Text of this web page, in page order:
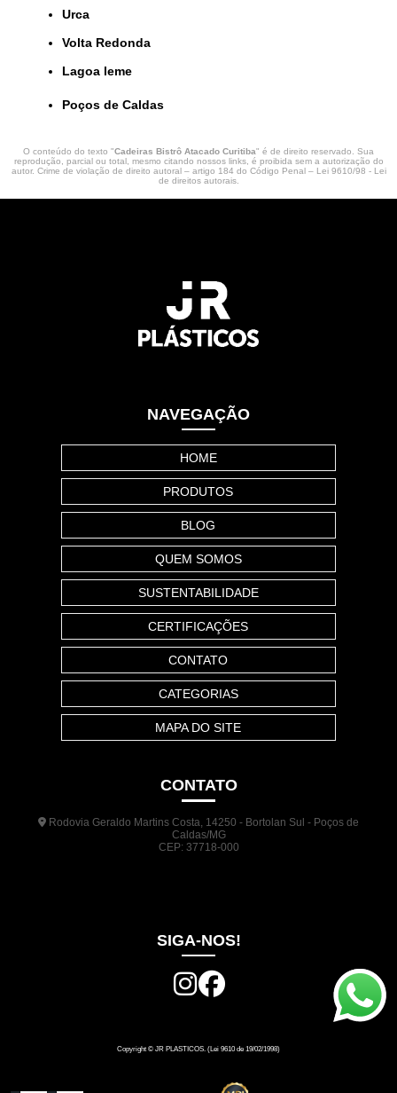
Urca
Volta Redonda
lagoa leme
Poços de Caldas
O conteúdo do texto "Cadeiras Bistrô Atacado Curitiba" é de direito reservado. Sua
reprodução, parcial ou total, mesmo citando nossos links, é proibida sem a autorização do
autor. Crime de violação de direito autoral – artigo 184 do Código Penal – Lei 9610/98 - Lei
de direitos autorais.
NAVEGAÇÃO
HOME
PRODUTOS
BLOG
QUEM SOMOS
SUSTENTABILIDADE
CERTIFICAÇÕES
CONTATO
CATEGORIAS
MAPA DO SITE
CONTATO
Rodovia Geraldo Martins Costa, 14250 - Bortolan Sul - Poços de
Caldas/MG
CEP: 37718-000
SIGA-NOS!
Copyright © JR PLASTICOS. (Lei 9610 de 19/02/1998)